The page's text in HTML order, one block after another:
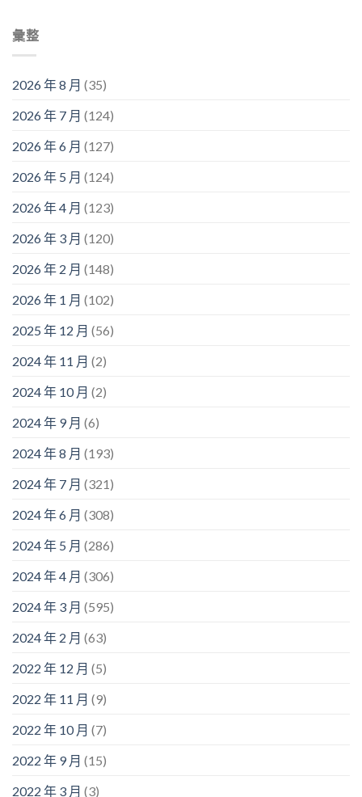
彙整
2026 年 8 月 (35)
2026 年 7 月 (124)
2026 年 6 月 (127)
2026 年 5 月 (124)
2026 年 4 月 (123)
2026 年 3 月 (120)
2026 年 2 月 (148)
2026 年 1 月 (102)
2025 年 12 月 (56)
2024 年 11 月 (2)
2024 年 10 月 (2)
2024 年 9 月 (6)
2024 年 8 月 (193)
2024 年 7 月 (321)
2024 年 6 月 (308)
2024 年 5 月 (286)
2024 年 4 月 (306)
2024 年 3 月 (595)
2024 年 2 月 (63)
2022 年 12 月 (5)
2022 年 11 月 (9)
2022 年 10 月 (7)
2022 年 9 月 (15)
2022 年 3 月 (3)